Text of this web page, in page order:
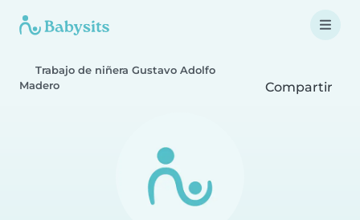
Trabajo de niñera Gustavo Adolfo
Madero
Compartir